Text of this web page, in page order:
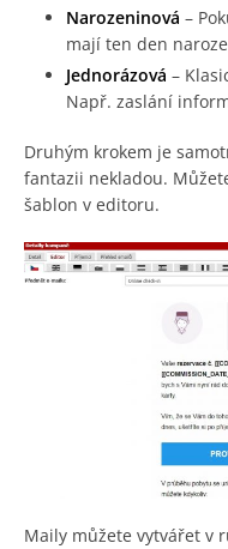
Narozeninová –
mají ten den
Jednorázová –
Např. zaslání
Druhým krokem je
fantazii nekladou.
šablon v editoru.
Maily můžete vytvářet v